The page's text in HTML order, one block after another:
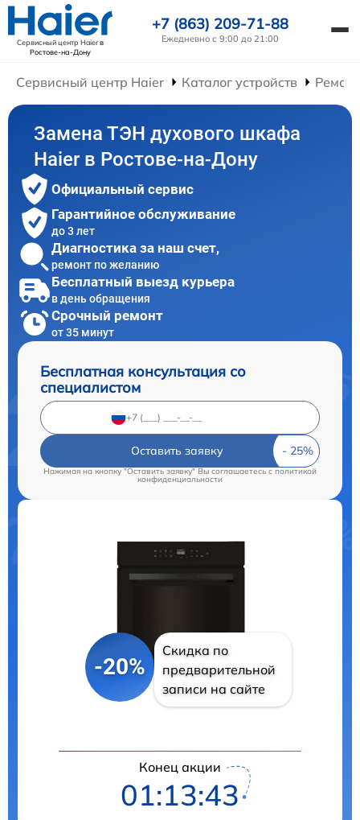
Сервисный центр Haierв
Ростове-на-Дону
+7 (863) 209-71-88
Ежедневно с 9:00 до 21:00
Сервисный центр Haier Каталог устройств
Замена ТЭН духового шкафа
Haier в Ростове-на-Дону
Официальный сервис
Гарантийное обслуживание
до 3 лет
Диагностика за наш счет,
ремонт по желанию
Бесплатный выезд курьера
в день обращения
Срочный ремонт
от 35 минут
Бесплатная консультация со
специалистом
Оставить заявку
Нажимая на кнопку "Оставить заявку" Вы соглашаетесь cполитикой
конфиденциальности
-20%
Скидка по
предварительной
записи на сайте
Конец акции
01:13:42